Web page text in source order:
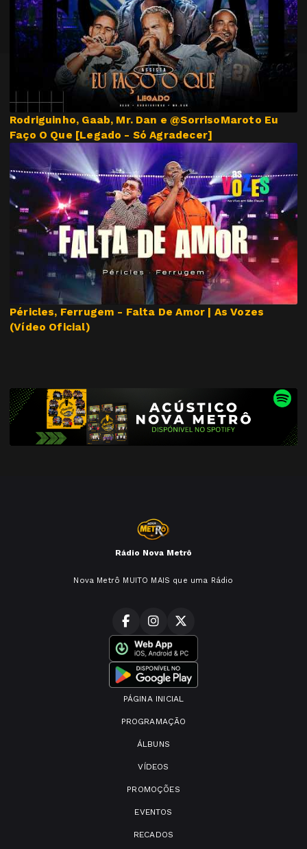
Rodriguinho, Gaab, Mr. Dan e @SorrisoMaroto Eu
Faço O Que [Legado - Só Agradecer]
Péricles, Ferrugem - Falta De Amor | As Vozes
(Vídeo Oficial)
Rádio Nova Metrô
Nova Metrô MUITO MAIS que uma Rádio
PÁGINA INICIAL
PROGRAMAÇÃO
ÁLBUNS
VÍDEOS
PROMOÇÕES
EVENTOS
RECADOS